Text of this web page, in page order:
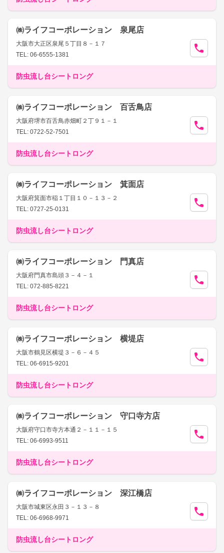
㈱ライフコーポレーション 泉尾店
大阪市大正区泉尾５丁目８－１７
TEL: 06-6555-1381
防虫流し台シートロング
㈱ライフコーポレーション 百舌鳥店
大阪府堺市百舌鳥赤畑町２丁９１－１
TEL: 0722-52-7501
防虫流し台シートロング
㈱ライフコーポレーション 箕面店
大阪府箕面市稲１丁目１０－１３－２
TEL: 0727-25-0131
防虫流し台シートロング
㈱ライフコーポレーション 門真店
大阪府門真市島頭３－４－１
TEL: 072-885-8221
防虫流し台シートロング
㈱ライフコーポレーション 横堤店
大阪市鶴見区横堤３－６－４５
TEL: 06-6915-9201
防虫流し台シートロング
㈱ライフコーポレーション 守口寺方店
大阪府守口市寺方本通２－１１－１５
TEL: 06-6993-9511
防虫流し台シートロング
㈱ライフコーポレーション 深江橋店
大阪市城東区永田３－１３－８
TEL: 06-6968-9971
防虫流し台シートロング